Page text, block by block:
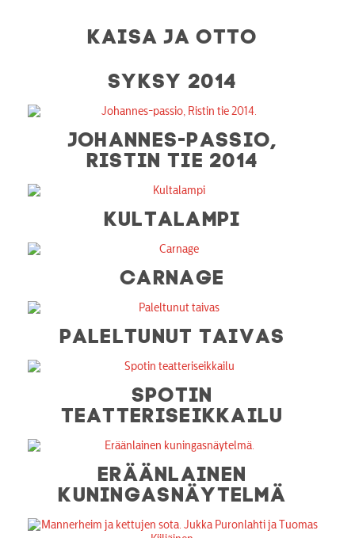
KAISA JA OTTO
SYKSY 2014
JOHANNES-PASSIO,
RISTIN TIE 2014
KULTALAMPI
CARNAGE
PALELTUNUT TAIVAS
SPOTIN
TEATTERISEIKKAILU
ERÄÄNLAINEN
KUNINGASNÄYTELMÄ